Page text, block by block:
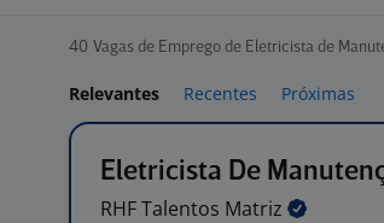
40 Vagas de Emprego de Eletricista de
Relevantes Recentes Próximas
Eletricista De
RHF Talentos Matriz